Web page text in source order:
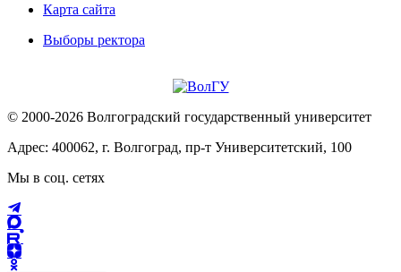
Карта сайта
Выборы ректора
© 2000-2026 Волгоградский государственный университет
Адрес: 400062, г. Волгоград, пр-т Университетский, 100
Мы в соц. сетях